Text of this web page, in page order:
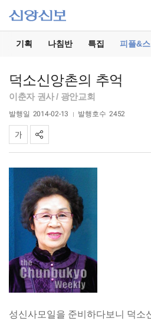
기획 나침반 특집 피플&스
덕소신앙촌의 추억
이춘자 권사 / 광안교회
발행일 2014-02-13 발행호수 2452
성신사모일을 준비하다보니 덕소